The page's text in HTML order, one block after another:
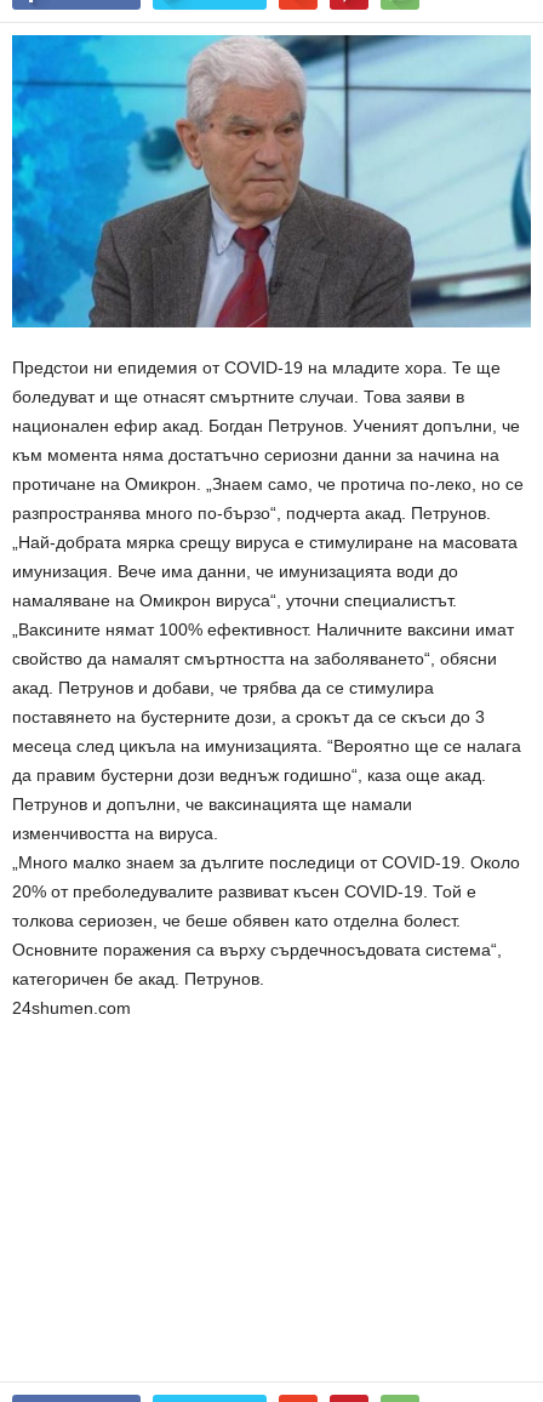
Предстои ни епидемия от COVID-19 на младите хора. Те ще
боледуват и ще отнасят смъртните случаи. Това заяви в
национален ефир акад. Богдан Петрунов. Ученият допълни, че
към момента няма достатъчно сериозни данни за начина на
протичане на Омикрон. „Знаем само, че протича по-леко, но се
разпространява много по-бързо“, подчерта акад. Петрунов.
„Най-добрата мярка срещу вируса е стимулиране на масовата
имунизация. Вече има данни, че имунизацията води до
намаляване на Омикрон вируса“, уточни специалистът.
„Ваксините нямат 100% ефективност. Наличните ваксини имат
свойство да намалят смъртността на заболяването“, обясни
акад. Петрунов и добави, че трябва да се стимулира
поставянето на бустерните дози, а срокът да се скъси до 3
месеца след цикъла на имунизацията. “Вероятно ще се налага
да правим бустерни дози веднъж годишно“, каза още акад.
Петрунов и допълни, че ваксинацията ще намали
изменчивостта на вируса.
„Много малко знаем за дългите последици от COVID-19. Около
20% от преболедувалите развиват късен COVID-19. Той е
толкова сериозен, че беше обявен като отделна болест.
Основните поражения са върху сърдечносъдовата система“,
категоричен бе акад. Петрунов.
24shumen.com